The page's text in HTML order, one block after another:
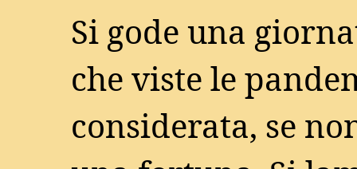
Si gode una
che viste le
considerata, se